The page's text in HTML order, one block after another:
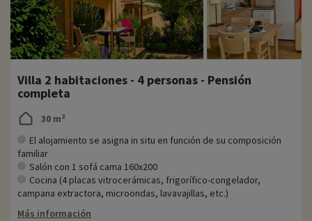
Villa 2 habitaciones - 4 personas - Pensión
completa
30 m²
El alojamiento se asigna in situ en función de su composición
familiar
Salón con 1 sofá cama 160x200
Cocina (4 placas vitrocerámicas, frigorífico-congelador,
campana extractora, microondas, lavavajillas, etc.)
Más información